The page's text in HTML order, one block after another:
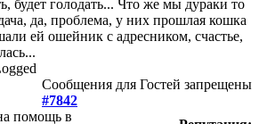
будет голодать... Что же мы дураки то
да, проблема, у них прошлая кошка
ей ошейник с адресником, счастье,
Сообщения для Гостей запрещены
#7842
помощь в